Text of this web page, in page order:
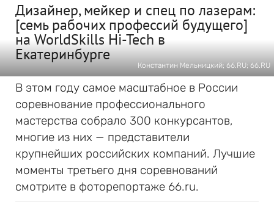
Дизайнер, мейкер и спец по лазерам:
[семь рабочих профессий будущего]
на WorldSkills Hi-Tech в
Екатеринбурге
Константин Мельницкий; 66.RU; 66.RU
В этом году самое масштабное в России
соревнование профессионального
мастерства собрало 300 конкурсантов,
многие из них — представители
крупнейших российских компаний. Лучшие
моменты третьего дня соревнований
смотрите в фоторепортаже 66.ru.